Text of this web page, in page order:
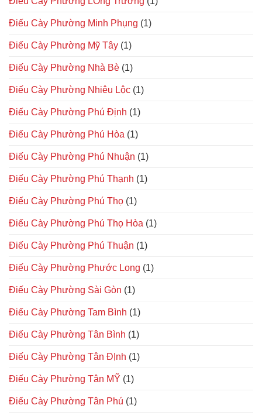
Điếu Cày Phường Minh Phụng (1)
Điếu Cày Phường Mỹ Tây (1)
Điếu Cày Phường Nhà Bè (1)
Điếu Cày Phường Nhiêu Lộc (1)
Điếu Cày Phường Phú Định (1)
Điếu Cày Phường Phú Hòa (1)
Điếu Cày Phường Phú Nhuận (1)
Điếu Cày Phường Phú Thạnh (1)
Điếu Cày Phường Phú Thọ (1)
Điếu Cày Phường Phú Thọ Hòa (1)
Điếu Cày Phường Phú Thuận (1)
Điếu Cày Phường Phước Long (1)
Điếu Cày Phường Sài Gòn (1)
Điếu Cày Phường Tam Bình (1)
Điếu Cày Phường Tân Bình (1)
Điếu Cày Phường Tân ĐỊnh (1)
Điếu Cày Phường Tân MỸ (1)
Điếu Cày Phường Tân Phú (1)